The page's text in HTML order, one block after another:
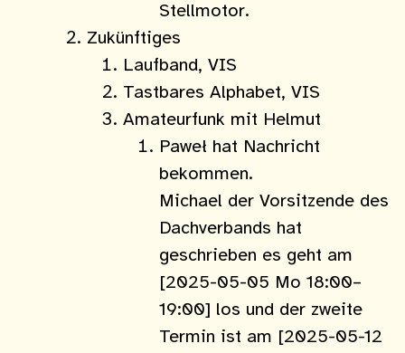
Stellmotor.
Zukünftiges
Laufband, VIS
Tastbares Alphabet, VIS
Amateurfunk mit Helmut
Paweł hat Nachricht
bekommen.
Michael der Vorsitzende des
Dachverbands hat
geschrieben es geht am
[2025-05-05 Mo 18:00–
19:00] los und der zweite
Termin ist am [2025-05-12